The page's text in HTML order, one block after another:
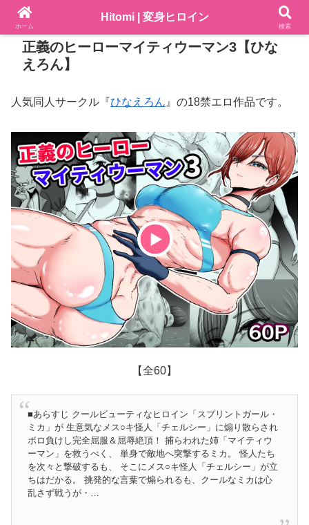
PR
正義のヒーローマイティウーマン3【ひな
えろん】
人気同人サークル『ひなえろん 』の18禁エロ作品です。
【全60】
■あらすじ クールビューティなヒロイン「スプリントガール・
ミカ」が 生意気なメス○キ怪人「チェルシー」に煽り散らされ
ボロ負けし完全屈服＆屈辱絶頂！ 捕らわれた姉「マイティウ
ーマン」を救うべく、 単身で敵地へ突撃するミカ。 怪人たち
を次々と撃破するも、 そこにメス○キ怪人「チェルシー」が立
ちはだかる。 挑発的な言葉で煽られるも、クールなミカは心
乱さず戦うが・…
ホーム
Hitomi | 変身ヒロイン
検索